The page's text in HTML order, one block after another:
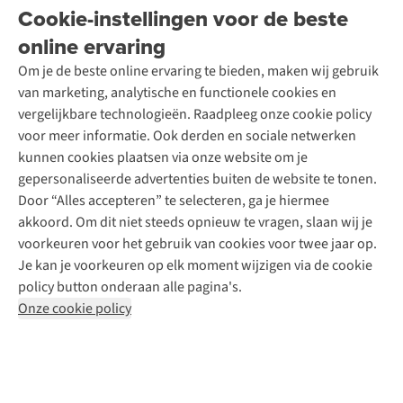
Cookie-instellingen voor de beste
online ervaring
Om je de beste online ervaring te bieden, maken wij gebruik
van marketing, analytische en functionele cookies en
vergelijkbare technologieën. Raadpleeg onze cookie policy
voor meer informatie. Ook derden en sociale netwerken
kunnen cookies plaatsen via onze website om je
gepersonaliseerde advertenties buiten de website te tonen.
Door “Alles accepteren” te selecteren, ga je hiermee
akkoord. Om dit niet steeds opnieuw te vragen, slaan wij je
voorkeuren voor het gebruik van cookies voor twee jaar op.
Je kan je voorkeuren op elk moment wijzigen via de cookie
policy button onderaan alle pagina's.
Onze cookie policy
Garantie
Contact
Onze winkels
Over A.S.Adventure
Toegankelijkheidsverklaring
Ski-onderhoud
Wasservice
Schoenonderhoud
Schoenherstelling
Kledingherstelling
Retouches
Voor bedrijven
A.S.Magazine
Podcast
Explore Academy
Explore Camp
Gear Check
Inspiratie & advies
Meld je aan voor de nieuwsbrief
Follow us
Disclaimer Privacy Policy
Algemene voorwaarden
Cookie Policy